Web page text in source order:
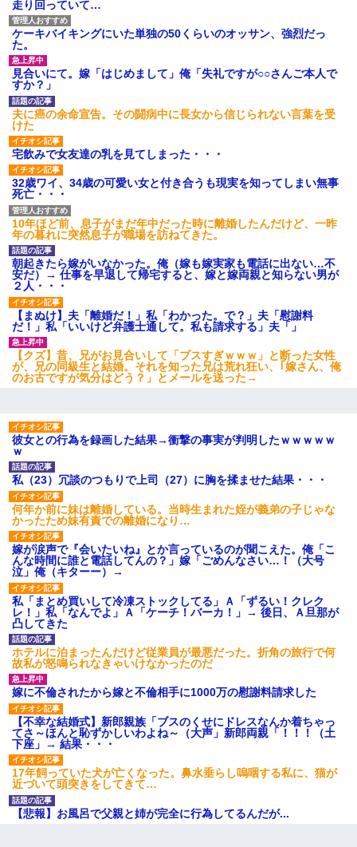
今日夫の実家に泊ったんだけど、朝起きたら股間がなんかモッコ
リしてた
[緊急]ベロベロの女に声をかけて行為してきた結果
妹が嘘つきな元カレと寄りを戻してしまったという話をしていた
ら、旦那の顔が曇って雰囲気が一転。そそくさと話を切り上げて
いつもより早く寝付いてしまった…｜生活｜ワロタあんてな
隣の部屋の住民の母親、オートロックを突破してマンションに入
り込んできたみたいで、ずっとドアの前で喚いてて滅茶苦茶うる
さかった。
【画像】女上司(30)「終電なくなったね…部屋くる？」ワイ「行
きます！」
友人とふたりで山口に旅行した時の事。レンタカーを借りて山の
中の道を走っていたら、突然ガガッ！って音がして…
最近うちの庭に知らない男の人がしょっちゅう入ってくる。それ
を職場で愚痴ったら、同僚男性が怒鳴りつけてきた。
い？音楽聞こえる」と言っていて…
義兄嫁が義実家で「コロナ陽性だったからこのまま療養させて下
さい」と言い出してド修羅場になった
走り回っていて…
ケーキバイキングにいた単独の50くらいのオッサン、強烈だっ
た。
見合いにて。嫁「はじめまして」俺「失礼ですが○○さんご本人で
すか？」
夫に癌の余命宣告。その闘病中に長女から信じられない言葉を受
けた
宅飲みで女友達の乳を見てしまった・・・
32歳ワイ、34歳の可愛い女と付き合うも現実を知ってしまい無事
死亡・・・
10年ほど前、息子がまだ年中だった時に離婚したんだけど、一昨
年の暮れに突然息子が職場を訪ねてきた。
朝起きたら嫁がいなかった。俺（嫁も嫁実家も電話に出ない…不
安だ）→ 仕事を早退して帰宅すると、嫁と嫁両親と知らない男が
２人・・・
【まぬけ】夫「離婚だ！」私「わかった。で？」夫「慰謝料
だ！」私「いいけど弁護士通して。私も請求する」夫「」
【クズ】昔、兄がお見合いして「ブスすぎｗｗｗ」と断った女性
が、兄の同級生と結婚。それを知った兄は荒れ狂い、｢嫁さん、俺
のお古ですが気分はどう？」とメールを送った→
彼女との行為を録画した結果→衝撃の事実が判明したｗｗｗｗｗ
ｗ
私（23）冗談のつもりで上司（27）に胸を揉ませた結果・・・
何年か前に妹は離婚している。当時生まれた姪が義弟の子じゃな
かったため妹有責での離婚になり…
嫁が涙声で『会いたいね』とか言っているのが聞こえた。俺「こ
んな時間に誰と電話してんの？」嫁「ごめんなさい…！（大号
泣」俺（キターー）→
私「まとめ買いして冷凍ストックしてる」Ａ「ずるい！クレク
レ！」私「なんでよ」Ａ「ケーチ！バーカ！」→ 後日、Ａ旦那が
凸してきた
ホテルに泊まったんだけど従業員が最悪だった。折角の旅行で何
故私が怒鳴られなきゃいけなかったのだ
嫁に不倫されたから嫁と不倫相手に1000万の慰謝料請求した
【不幸な結婚式】新郎親族「ブスのくせにドレスなんか着ちゃっ
てさ～ほんと恥ずかしいわよね～（大声」新郎両親「！！！（土
下座」→ 結果・・・
17年飼っていた犬が亡くなった。鼻水垂らし嗚咽する私に、猫が
近づいて頭突きをしてきて…
【悲報】お風呂で父親と姉が完全に行為してるんだが...